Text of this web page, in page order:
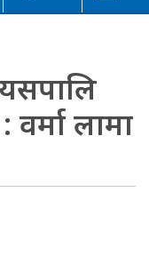
वर्मा लामा